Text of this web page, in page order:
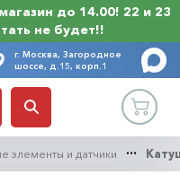
до 14.00! 22 и 23
не будет!!
г. Москва, Загородное
шоссе, д.15, корп.1
элементы и датчики